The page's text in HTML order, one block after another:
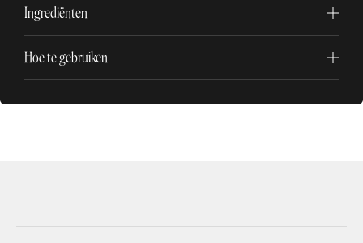
Ingrediënten
Hoe te gebruiken